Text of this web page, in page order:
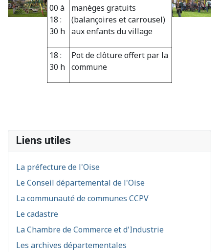
00 à
18 :
30 h
manèges gratuits
(balançoires et carrousel)
aux enfants du village
18 :
30 h
Pot de clôture offert par la
commune
Liens utiles
La préfecture de l'Oise
Le Conseil départemental de l'Oise
La communauté de communes CCPV
Le cadastre
La Chambre de Commerce et d'Industrie
Les archives départementales